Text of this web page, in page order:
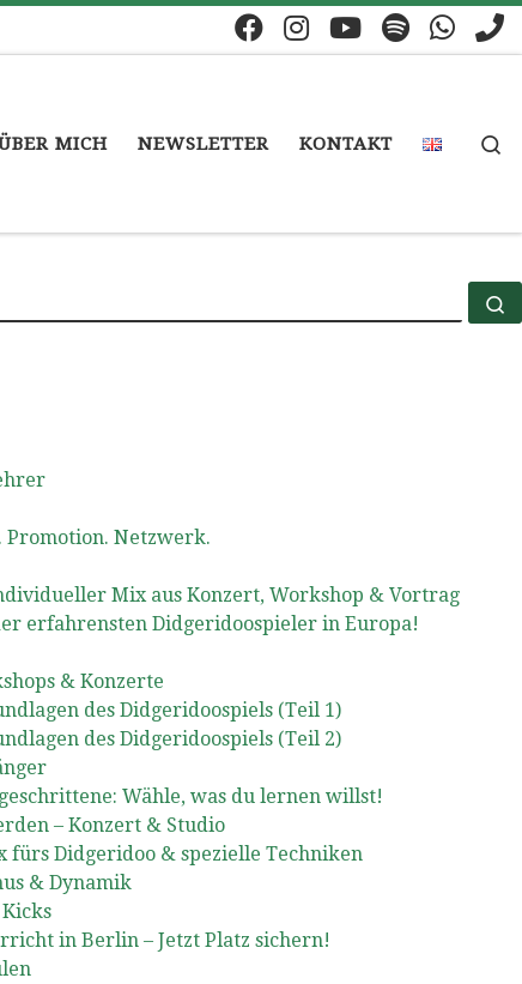
MICH NEWSLETTER KONTAKT
Promotion. Netzwerk.
Mix aus Konzert, Workshop & Vortrag
erfahrensten Didgeridoospieler in Europa!
& Konzerte
des Didgeridoospiels (Teil 1)
des Didgeridoospiels (Teil 2)
Wähle, was du lernen willst!
– Konzert & Studio
fürs Didgeridoo & spezielle Techniken
& Dynamik
in Berlin – Jetzt Platz sichern!